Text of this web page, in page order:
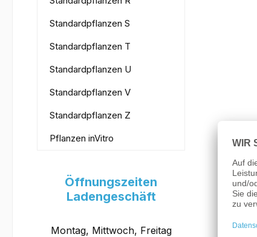
Standardpflanzen S
Standardpflanzen T
Standardpflanzen U
Standardpflanzen V
Standardpflanzen Z
Pflanzen inVitro
Öffnungszeiten
Ladengeschäft
Montag, Mittwoch, Freitag